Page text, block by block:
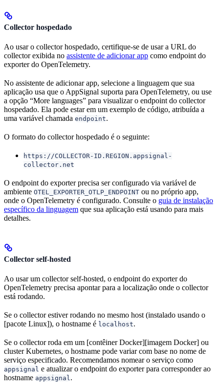
Collector hospedado
Ao usar o collector hospedado, certifique-se de usar a URL do
collector exibida no assistente de adicionar app como endpoint do
exporter do OpenTelemetry.
No assistente de adicionar app, selecione a linguagem que sua
aplicação usa que o AppSignal suporta para OpenTelemetry, ou use
a opção “More languages” para visualizar o endpoint do collector
hospedado. Ela pode estar em um exemplo de código, atribuída a
uma variável chamada endpoint.
O formato do collector hospedado é o seguinte:
https://COLLECTOR-ID.REGION.appsignal-
collector.net
O endpoint do exporter precisa ser configurado via variável de
ambiente OTEL_EXPORTER_OTLP_ENDPOINT ou no próprio app,
onde o OpenTelemetry é configurado. Consulte o guia de instalação
específico da linguagem que sua aplicação está usando para mais
detalhes.
Collector self-hosted
Ao usar um collector self-hosted, o endpoint do exporter do
OpenTelemetry precisa apontar para a localização onde o collector
está rodando.
Se o collector estiver rodando no mesmo host (instalado usando o
[pacote Linux]), o hostname é localhost.
Se o collector roda em um [contêiner Docker][imagem Docker] ou
cluster Kubernetes, o hostname pode variar com base no nome de
serviço especificado. Recomendamos nomear o serviço como
appsignal e atualizar o endpoint do exporter para corresponder ao
hostname appsignal .